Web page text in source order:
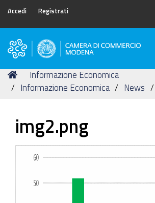
Accedi Registrati
Camera
Commercio
di
Tu
sei
Home
Informazione Economica
Informazione Economica
News
img2.png